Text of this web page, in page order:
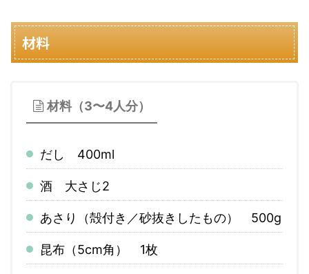
材料
材料（3〜4人分）
だし 400ml
酒 大さじ2
あさり（殻付き／砂抜きしたもの） 500g
昆布（5cm角） 1枚